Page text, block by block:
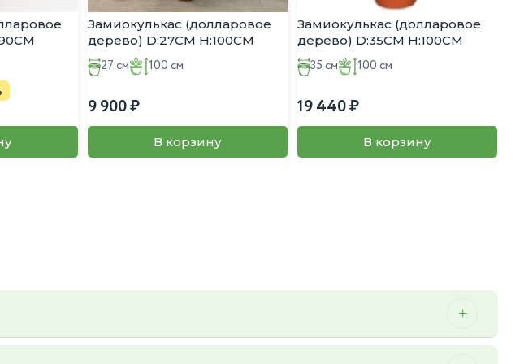
Замиокулькас (долларовое
дерево) D:27CM H:100CM
27 см 100 см
9 900
В корзину
Замиокулькас (долларовое
дерево) D:35CM H:100CM
35 см 100 см
19 440
В корзину
свой, пересадку так же можем осуществить мы.